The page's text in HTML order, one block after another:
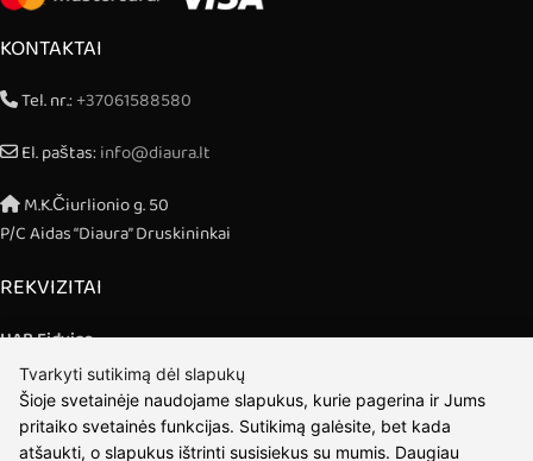
KONTAKTAI
Tel. nr.:+37061588580
El. paštas:info@diaura.lt
M.K.Čiurlionio g. 50
P/C Aidas “Diaura” Druskininkai
REKVIZITAI
UAB Eidvina
Įm.kodas 304176340
Gailiūnų g. 45, Druskininkai
INFORMACIJA
Tvarkyti sutikimą dėl slapukų
Šioje svetainėje naudojame slapukus, kurie pagerina ir Jums
pritaiko svetainės funkcijas. Sutikimą galėsite, bet kada
atšaukti, o slapukus ištrinti susisiekus su mumis. Daugiau